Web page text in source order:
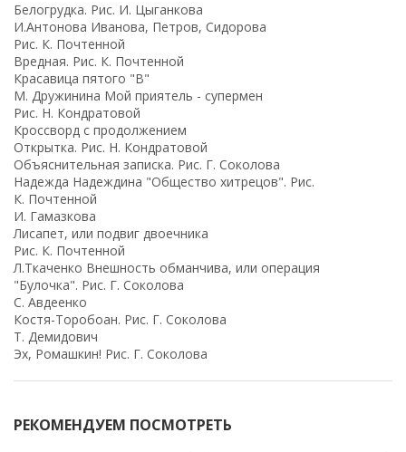
Белогрудка. Рис. И. Цыганкова
И.Антонова Иванова, Петров, Сидорова
Рис. К. Почтенной
Вредная. Рис. К. Почтенной
Красавица пятого "В"
М. Дружинина Мой приятель - супермен
Рис. Н. Кондратовой
Кроссворд с продолжением
Открытка. Рис. Н. Кондратовой
Объяснительная записка. Рис. Г. Соколова
Надежда Надеждина "Общество хитрецов". Рис.
К. Почтенной
И. Гамазкова
Лисапет, или подвиг двоечника
Рис. К. Почтенной
Л.Ткаченко Внешность обманчива, или операция
"Булочка". Рис. Г. Соколова
С. Авдеенко
Костя-Торобоан. Рис. Г. Соколова
Т. Демидович
Эх, Ромашкин! Рис. Г. Соколова
РЕКОМЕНДУЕМ ПОСМОТРЕТЬ